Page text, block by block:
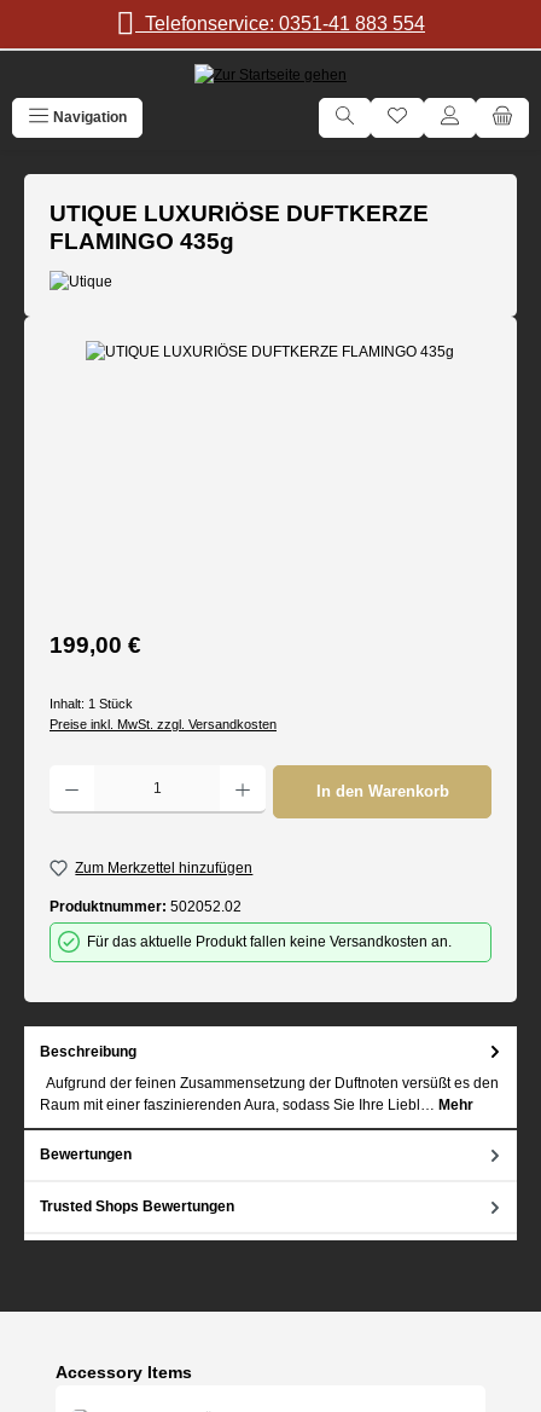
Zum Hauptinhalt springenTelefonservice: 0351-41 883 554
Navigation
UTIQUE LUXURIÖSE DUFTKERZE
FLAMINGO 435g
Bildergalerie überspringen
Regulärer Preis:
199,00 €
Inhalt: 1 Stück
Preise inkl. MwSt. zzgl. Versandkosten
Produkt Anzahl: Gib den gewünschten Wert ein oder benutze die Schaltflächen um
In den Warenkorb
Zum Merkzettel hinzufügen
Produktnummer: 502052.02
Für das aktuelle Produkt fallen keine Versandkosten an.
Beschreibung
Aufgrund der feinen Zusammensetzung der Duftnoten versüßt es den
Raum mit einer faszinierenden Aura, sodass Sie Ihre Liebl… Mehr
Bewertungen
Trusted Shops Bewertungen
Produktgalerie überspringen
Accessory Items